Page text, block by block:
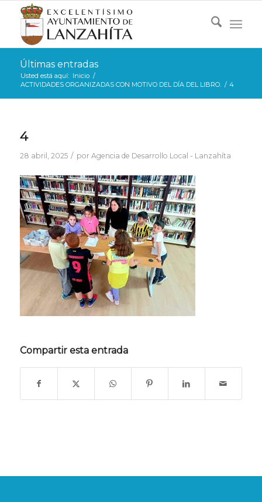
Últimas entradas
Usted está aquí: Inicio /
ACTIVIDADES ORGANIZADAS CON MOTIVO DEL DÍA DEL LIBRO. / 4
4
28 abril, 2025 / por Agencia de Desarrollo Local - Lanzahíta
Compartir esta entrada